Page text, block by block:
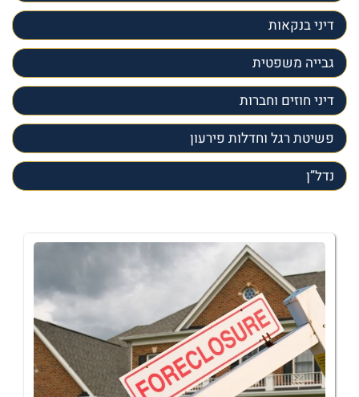
דיני בנקאות
גבייה משפטית
דיני חוזים וחברות
פשיטת רגל וחדלות פירעון
נדל”ן